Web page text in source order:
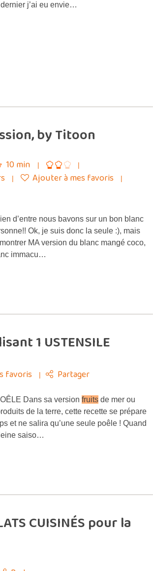
j’ai eu envie…
by Titoon
10 min
Ajouter à mes favoris
d’entre nous bavons sur un bon blanc
Ok, je suis donc la seule :), mais
MA version du blanc mangé coco,
immacu…
1 USTENSILE
favoris Partager
Dans sa version fruits de mer ou
de la terre, cette recette se prépare
et ne salira qu’une seule poêle ! Quand
saiso…
CUISINÉS pour la